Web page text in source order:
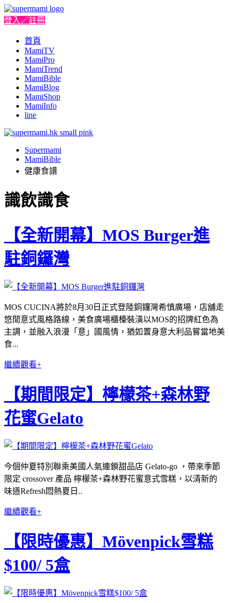
登入／註冊
首頁
MamiTV
MamiPro
MamiTrend
MamiBible
MamiBlog
MamiShop
MamiInfo
line
Supermami
MamiBible
健康食譜
識飲識食
【全新開幕】MOS Burger進
駐銅鑼灣
MOS CUCINA將於8月30日正式登陸銅鑼灣希慎廣場，店舖走
悠閒意式風格路線，美食廣場櫃檯裝潢以MOS的招牌紅色為
主調，並融入浪漫「意」國風情，猶如置身意大利品嘗當地美
食...
繼續觀看+
【期間限定】檸檬茶+森林野
花蜜Gelato
今個仲夏特別聯乘美國人氣連鎖甜品店 Gelato-go ，帶來季節
限定 crossover 產品 檸檬茶+森林野花蜜意式雪糕，以清新的
味道Refresh悶熱夏日..
繼續觀看+
【限時優惠】Mövenpick雪糕
$100/ 5盒